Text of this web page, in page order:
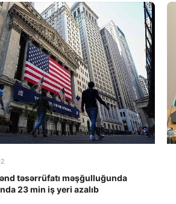
təsərrüfatı məşğulluğunda
23 min iş yeri azalıb